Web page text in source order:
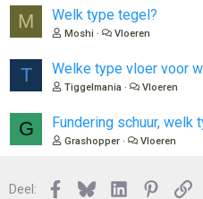
M Welk type tegel?
Moshi Vloeren
T Welke type vloer voor
Tiggelmania Vloeren
G Fundering schuur, welk
Grashopper Vloeren
Deel: Facebook
BlueskyLinkedInPinterest